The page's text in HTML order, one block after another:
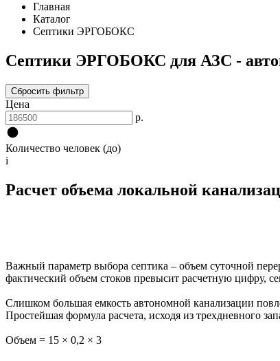
Главная
Каталог
Септики ЭРГОБОКС
Септики ЭРГОБОКС для АЗС -
Сбросить фильтр
Цена
р.
Количество человек (до)
i
Расчет объема локальной
Важный параметр выбора септика – объем суточной
фактический объем стоков превысит расчетную цифру,
Слишком большая емкость автономной канализации
Простейшая формула расчета, исходя из трехдневного
Объем = 15 × 0,2 × 3